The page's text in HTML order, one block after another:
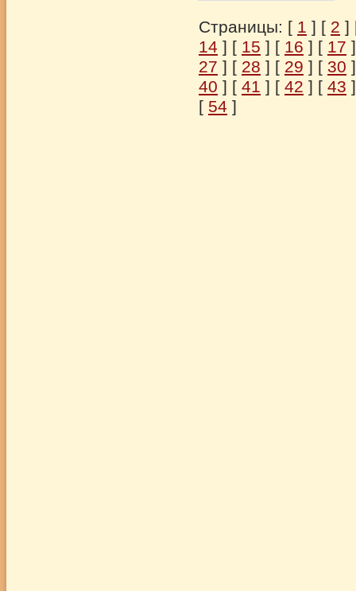
Страницы: [ 1 ] [ 2 ]
14 ] [ 15 ] [ 16 ] [ 17
27 ] [ 28 ] [ 29 ] [ 30
40 ] [ 41 ] [ 42 ] [ 43
[ 54 ]